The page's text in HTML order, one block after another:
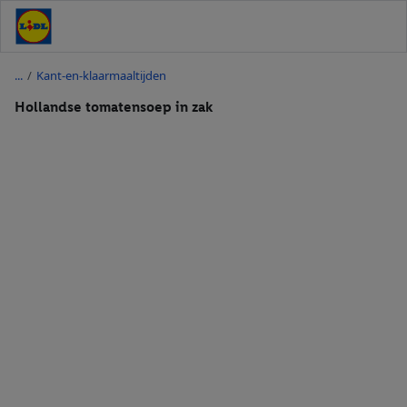
/ Kant-en-klaarmaaltijden
Hollandse tomatensoep in zak